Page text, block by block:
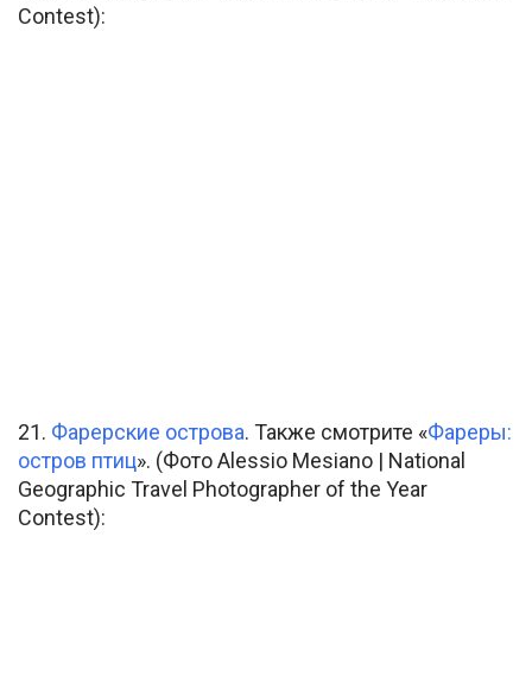
Contest):
21. Фарерские острова. Также смотрите «Фареры:
остров птиц». (Фото Alessio Mesiano | National
Geographic Travel Photographer of the Year
Contest):